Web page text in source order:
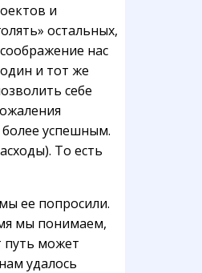
и
остальных,
нас
и тот же
себе
более успешным.
То есть
ее попросили.
мы понимаем,
путь может
удалось